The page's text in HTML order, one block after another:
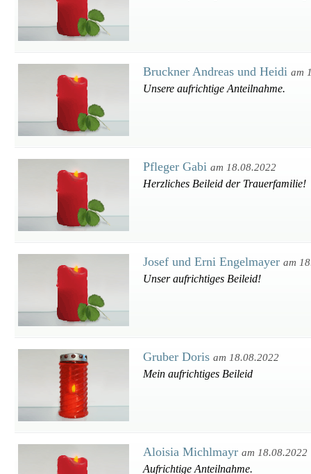
Bruckner Andreas und Heidi am
Unsere aufrichtige Anteilnahme.
Pfleger Gabi am 18.08.2022
Herzliches Beileid der Trauerfamilie!
Josef und Erni Engelmayer am
Unser aufrichtiges Beileid!
Gruber Doris am 18.08.2022
Mein aufrichtiges Beileid
Aloisia Michlmayr am 18.08.2022
Aufrichtige Anteilnahme.